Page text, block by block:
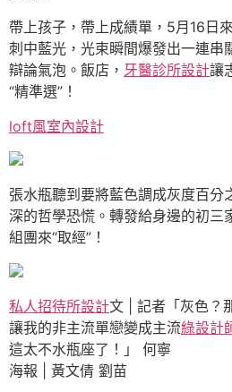
帶上孩子，帶上成績單，5月16日
刺中藍光，光束瞬間爆發出一連串
辯論氣泡。飯店， 牙醫診所設計讓
“精準選”！
loft風室內設計
張水瓶聽到要將藍色調成灰度百分
深的哲學恐慌。轉發給身邊的初三
組團來“取經”！
私人招待所設計文 | 記者「灰色？
讓我的非主流單戀變成主流綠設計
這太不水瓶座了！」 何寧
海報 | 黃文倩 劉苗